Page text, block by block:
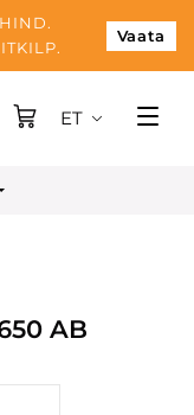
Vaata
ET
AB